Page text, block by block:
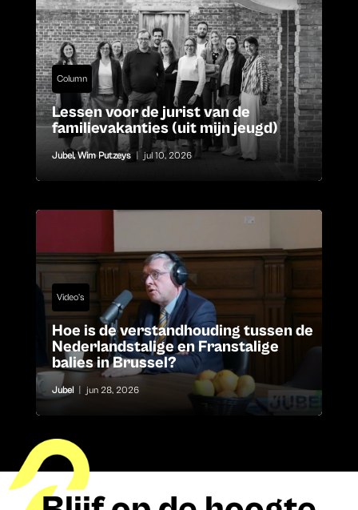
Column
Lessen voor de jurist van de
familievakanties (uit mijn jeugd)
Jubel,Wim Putzeys jul 10, 2026
Video's
Hoe is de verstandhouding tussen de
Nederlandstalige en Franstalige
balies in Brussel?
Jubel jun 28, 2026